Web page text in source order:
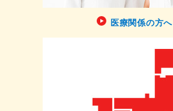
医療関係の方へ